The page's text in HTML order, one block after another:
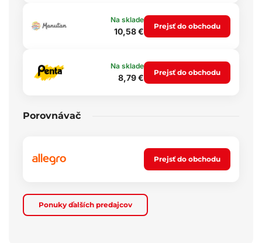
Na sklade
10,58 €
Prejsť do obchodu
Na sklade
8,79 €
Prejsť do obchodu
Porovnávač
Prejsť do obchodu
Ponuky ďalších predajcov